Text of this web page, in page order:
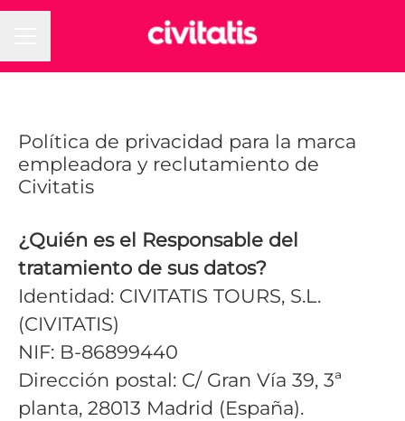
Política de privacidad para la marca
empleadora y reclutamiento de
Civitatis
¿Quién es el Responsable del
tratamiento de sus datos?
Identidad: CIVITATIS TOURS, S.L.
(CIVITATIS)
NIF: B-86899440
Dirección postal: C/ Gran Vía 39, 3ª
planta, 28013 Madrid (España).